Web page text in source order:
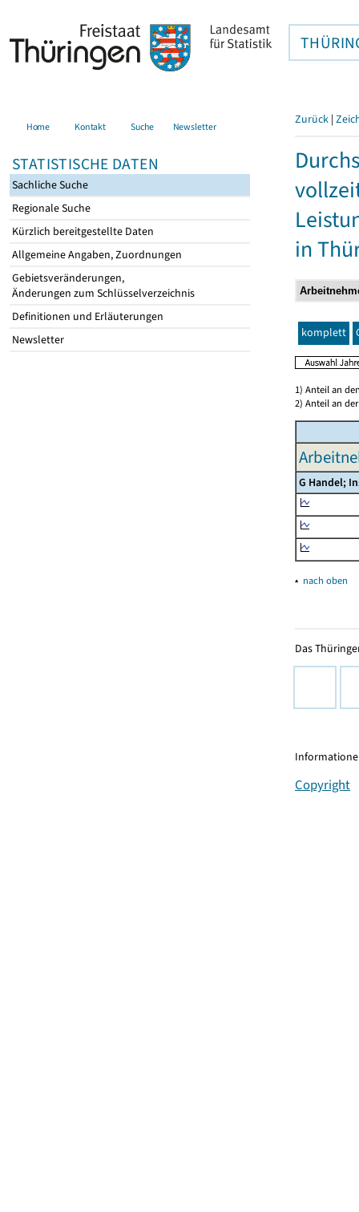
Home Kontakt Suche Newsletter
STATISTISCHE DATEN
Sachliche Suche
Regionale Suche
Kürzlich bereitgestellte Daten
Allgemeine Angaben, Zuordnungen
Gebietsveränderungen,
Änderungen zum Schlüsselverzeichnis
Definitionen und Erläuterungen
Newsletter
Zurück |
in
komplett
1) Anteil an
2) Anteil an
G Handel;
▴ nach oben
Das
Copyright